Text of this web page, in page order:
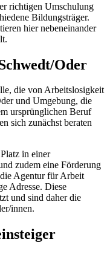
richtigen Umschulung
Bildungsträger.
hier nebeneinander
Oder
die von Arbeitslosigkeit
und Umgebung, die
ursprünglichen Beruf
sich zunächst beraten
in einer
zudem eine Förderung
Agentur für Arbeit
Adresse. Diese
und sind daher die
innen.